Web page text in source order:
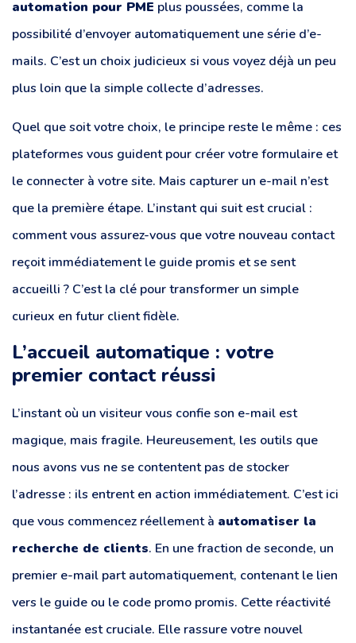
automation pour PME plus poussées, comme la
possibilité d’envoyer automatiquement une série d’e-
mails. C’est un choix judicieux si vous voyez déjà un peu
plus loin que la simple collecte d’adresses.
Quel que soit votre choix, le principe reste le même : ces
plateformes vous guident pour créer votre formulaire et
le connecter à votre site. Mais capturer un e-mail n’est
que la première étape. L’instant qui suit est crucial :
comment vous assurez-vous que votre nouveau contact
reçoit immédiatement le guide promis et se sent
accueilli ? C’est la clé pour transformer un simple
curieux en futur client fidèle.
L’accueil automatique : votre
premier contact réussi
L’instant où un visiteur vous confie son e-mail est
magique, mais fragile. Heureusement, les outils que
nous avons vus ne se contentent pas de stocker
l’adresse : ils entrent en action immédiatement. C’est ici
que vous commencez réellement à automatiser la
recherche de clients. En une fraction de seconde, un
premier e-mail part automatiquement, contenant le lien
vers le guide ou le code promo promis. Cette réactivité
instantanée est cruciale. Elle rassure votre nouvel